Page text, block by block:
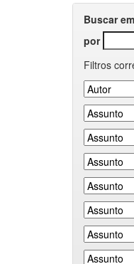
Buscar
por
Filtros